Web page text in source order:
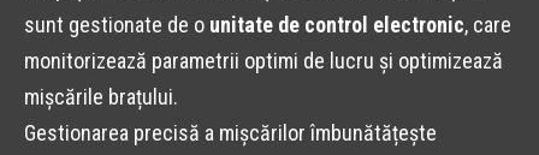
sunt gestionate de o unitate de control electronic, care
monitorizează parametrii optimi de lucru și optimizează
mișcările brațului.
Gestionarea precisă a mișcărilor îmbunătățește